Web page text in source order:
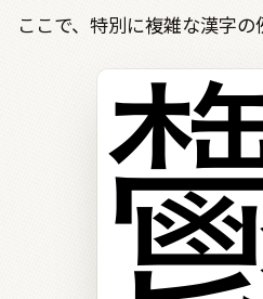
ここで、特別に複雑な漢字の